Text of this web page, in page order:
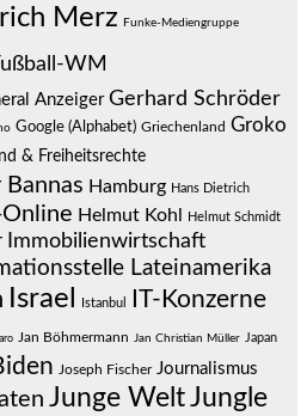
Merz Funke-Mediengruppe
WM
Anzeiger Gerhard Schröder
Google (Alphabet) Griechenland Groko
& Freiheitsrechte
Hamburg Hans Dietrich
Helmut Kohl Helmut Schmidt
Immobilienwirtschaft
Lateinamerika
Israel Istanbul IT-Konzerne
Jan Böhmermann Jan Christian Müller Japan
Joseph Fischer Journalismus
Junge WeltJungle